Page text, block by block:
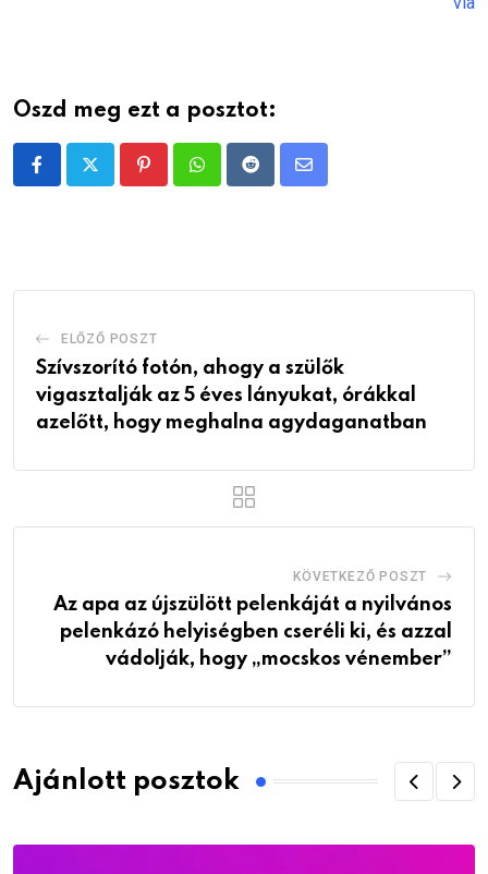
Oszd meg ezt a posztot:
PinterestWhatsappRedditShare
ELŐZŐ POSZT
Szívszorító fotón, ahogy a szülők
vigasztalják az 5 éves lányukat, órákkal
azelőtt, hogy meghalna agydaganatban
KÖVETKEZŐ POSZT
Az apa az újszülött pelenkáját a nyilvános
pelenkázó helyiségben cseréli ki, és azzal
vádolják, hogy „mocskos vénember”
Ajánlott posztok